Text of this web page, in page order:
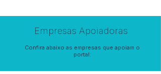
Empresas Apoiadoras
Confira abaixo as empresas que apoiam o
portal: